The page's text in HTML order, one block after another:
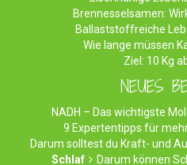
Brennesselsamen:
Ballaststoffreiche
Wie lange müssen
Ziel: 10 Kg
NEUES
NADH – Das wichtigste
9 Expertentipps für
Darum solltest du Kraft- und
Schlaf
Darum können